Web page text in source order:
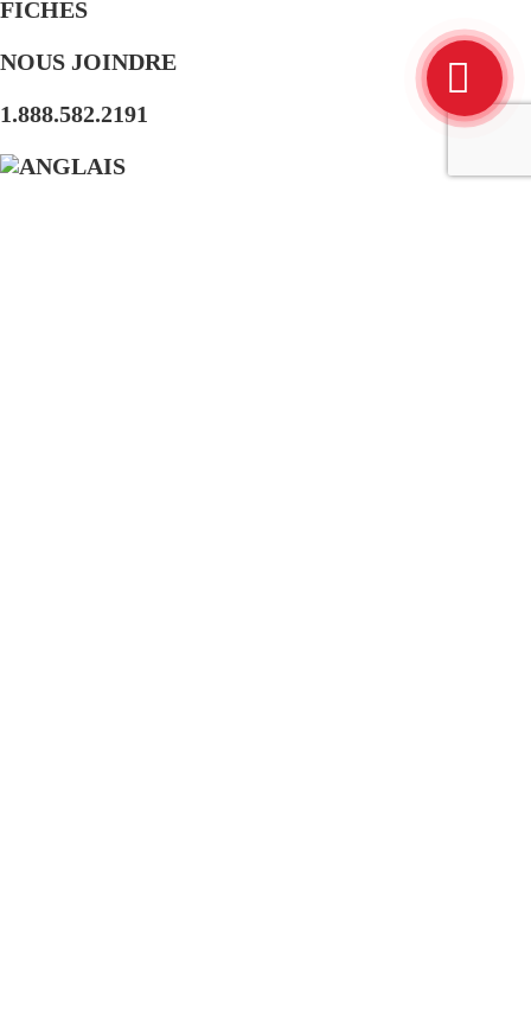
FICHES
NOUS JOINDRE
1.888.582.2191